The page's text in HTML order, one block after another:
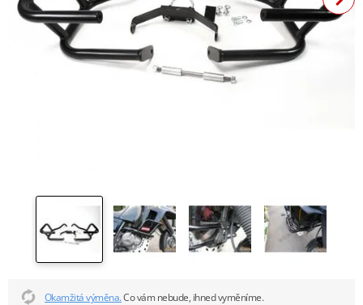
Okamžitá výměna.Co vám nebude, ihned vyměníme.